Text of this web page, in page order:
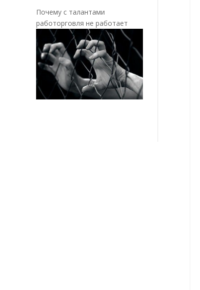
Почему с талантами
работорговля не работает